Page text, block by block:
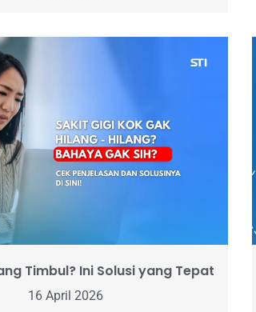
Timbul? Ini Solusi yang Tepat
16 April 2026